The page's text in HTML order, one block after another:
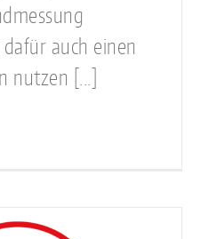
auch einen
nutzen [...]